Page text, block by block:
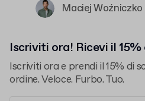
Maciej Woźniczko
Iscriviti ora! Ricevi il
Iscriviti ora e prendi il 15% di
ordine. Veloce. Furbo. Tuo.